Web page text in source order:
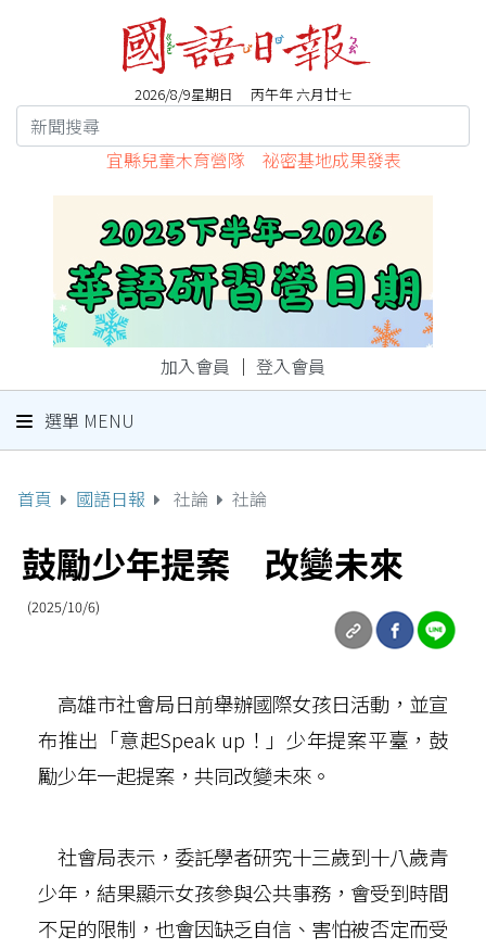
2026/8/9星期日 丙午年 六月廿七
宜縣兒童木育營隊 祕密基地成果發表
加入會員 ｜ 登入會員
選單 MENU
首頁 國語日報 社論 社論
鼓勵少年提案 改變未來
(2025/10/6)
高雄市社會局日前舉辦國際女孩日活動，並宣
布推出「意起Speak up！」少年提案平臺，鼓
勵少年一起提案，共同改變未來。
社會局表示，委託學者研究十三歲到十八歲青
少年，結果顯示女孩參與公共事務，會受到時間
不足的限制，也會因缺乏自信、害怕被否定而受